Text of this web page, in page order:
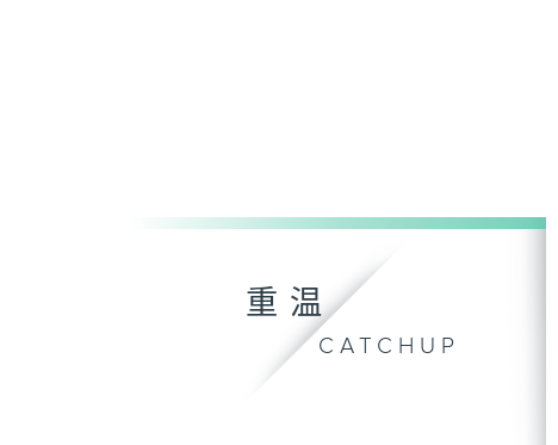
重温
CATCHUP